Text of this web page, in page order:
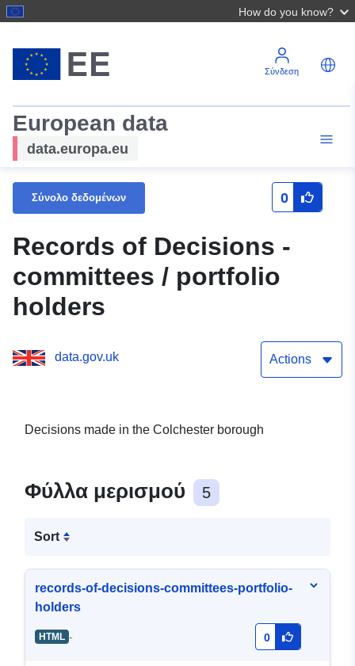
How do you know?
Σύνδεση
European data
data.europa.eu
Σύνολο δεδομένων 0
Records of Decisions -
committees / portfolio
holders
data.gov.uk Actions
Decisions made in the Colchester borough
Φύλλα μερισμού 5
Sort
records-of-decisions-committees-portfolio-
holders
HTML - 0